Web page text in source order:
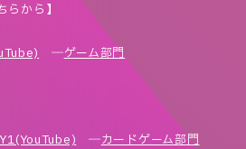
らから】
―ゲーム部門
―カードゲーム部門